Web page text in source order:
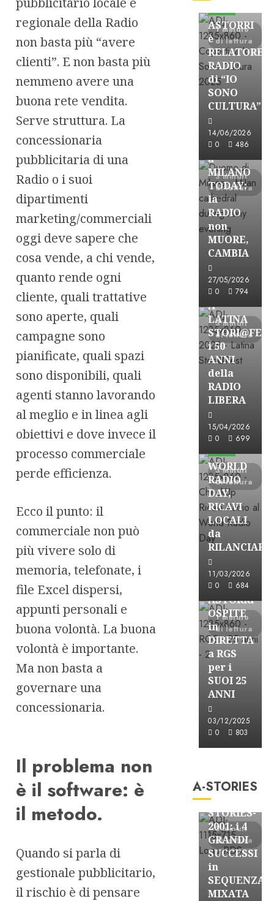
regionale della Radio
non basta più “avere
clienti”. E non basta più
nemmeno avere una
buona rete vendita.
Serve struttura. La
concessionaria
pubblicitaria di una
Radio o i suoi
dipartimenti
marketing/commerciali
oggi deve sapere che
cosa vende, a chi vende,
quanto rende ogni
cliente, quali trattative
sono aperte, quali
campagne sono
pianificate, quali spazi
sono disponibili, quali
agenti stanno lavorando
al meglio e in linea agli
obiettivi e dove invece il
processo commerciale
perde efficienza.
Ecco il punto: il
commerciale non può
più vivere solo di
memoria, telefonate, i
file Excel dispersi,
appunti personali e
buona volontà. La buona
volontà è importante.
Ma non basta a
governare una
concessionaria.
Il problema non
è il software: è
il metodo.
Quando si parla di
gestionale pubblicitario,
il rischio è di pensare
1 minuto
di lettura
ASTORRI
è
RELATORE
RADIO
di “IO
SONO
CULTURA”
14/06/2026
0
486
3 minuti
di lettura
FREE
ASTORRI
a
MILANO
TODAY:
la
RADIO
non
MUORE,
CAMBIA
27/05/2026
0
794
3 minuti
di lettura
Astorri News
FREE
A
LATINA
i 50
ANNI
della
RADIO
LIBERA
15/04/2026
0
699
3 minuti
di lettura
Astorri News
WORLD
RADIO
DAY,
RICAVI
LOCALI
da
RILANCIARE
11/03/2026
0
684
1 minuto
di lettura
Astorri News
FREE
ASTORRI
OSPITE
in
DIRETTA
a RGS
per i
SUOI 25
ANNI
03/12/2025
0
803
A-STORIES
3 minuti
di lettura
FREE
A-
STORIES-
2001: i 4
GRANDI
SUCCESSI
in
SEQUENZA
MIXATA
A-Stories